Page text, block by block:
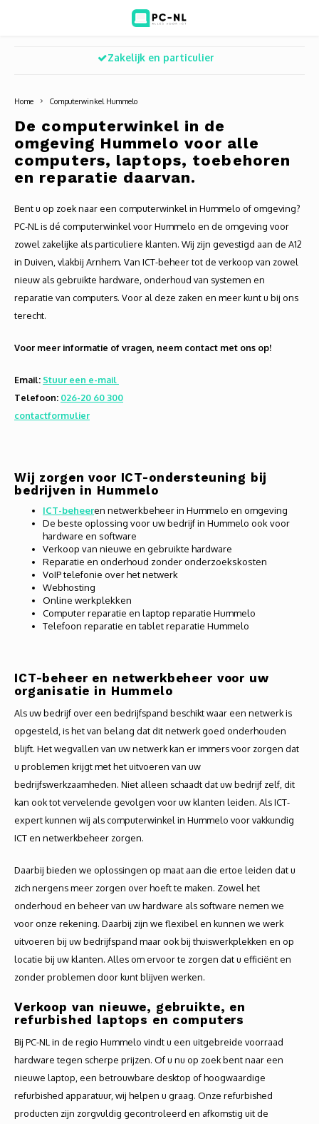
Hoofdmenu / ict voor bedrijven
Zakelijke wifi oplossingen
BlueSquad is PC-NL
Office 365 for business
Hoofdmenu / shop
Computers
Accessoires
Zakelijk en particulier
Home Computerwinkel Hummelo
De computerwinkel in de
omgeving Hummelo voor alle
computers, laptops, toebehoren
en reparatie daarvan.
Bent u op zoek naar een computerwinkel in Hummelo of omgeving?
PC-NL is dé computerwinkel voor Hummelo en de omgeving voor
zowel zakelijke als particuliere klanten. Wij zijn gevestigd aan de A12
in Duiven, vlakbij Arnhem. Van ICT-beheer tot de verkoop van zowel
nieuw als gebruikte hardware, onderhoud van systemen en
reparatie van computers. Voor al deze zaken en meer kunt u bij ons
terecht.
Voor meer informatie of vragen, neem contact met ons op!
Email: Stuur een e-mail
Telefoon: 026-20 60 300
contactformulier
Wij zorgen voor ICT-ondersteuning bij
bedrijven in Hummelo
ICT-beheeren netwerkbeheer in Hummelo en omgeving
De beste oplossing voor uw bedrijf in Hummelo ook voor
hardware en software
Verkoop van nieuwe en gebruikte hardware
Reparatie en onderhoud zonder onderzoekskosten
VoIP telefonie over het netwerk
Webhosting
Online werkplekken
Computer reparatie en laptop reparatie Hummelo
Telefoon reparatie en tablet reparatie Hummelo
ICT-beheer en netwerkbeheer voor uw
organisatie in Hummelo
Als uw bedrijf over een bedrijfspand beschikt waar een netwerk is
opgesteld, is het van belang dat dit netwerk goed onderhouden
blijft. Het wegvallen van uw netwerk kan er immers voor zorgen dat
u problemen krijgt met het uitvoeren van uw
bedrijfswerkzaamheden. Niet alleen schaadt dat uw bedrijf zelf, dit
kan ook tot vervelende gevolgen voor uw klanten leiden. Als ICT-
expert kunnen wij als computerwinkel in Hummelo voor vakkundig
ICT en netwerkbeheer zorgen.
Daarbij bieden we oplossingen op maat aan die ertoe leiden dat u
zich nergens meer zorgen over hoeft te maken. Zowel het
onderhoud en beheer van uw hardware als software nemen we
voor onze rekening. Daarbij zijn we flexibel en kunnen we werk
uitvoeren bij uw bedrijfspand maar ook bij thuiswerkplekken en op
locatie bij uw klanten. Alles om ervoor te zorgen dat u efficiënt en
zonder problemen door kunt blijven werken.
Verkoop van nieuwe, gebruikte, en
refurbished laptops en computers
Bij PC-NL in de regio Hummelo vindt u een uitgebreide voorraad
hardware tegen scherpe prijzen. Of u nu op zoek bent naar een
nieuwe laptop, een betrouwbare desktop of hoogwaardige
refurbished apparatuur, wij helpen u graag. Onze refurbished
producten zijn zorgvuldig gecontroleerd en afkomstig uit de